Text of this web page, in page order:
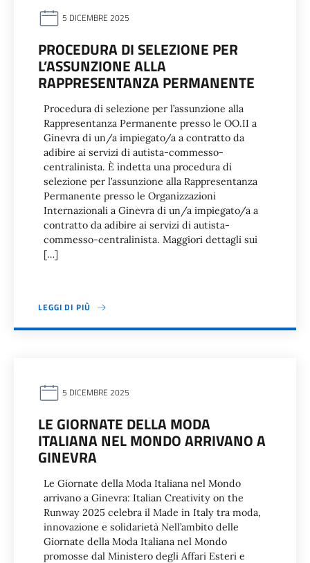
5 DICEMBRE 2025
PROCEDURA DI SELEZIONE PER
L’ASSUNZIONE ALLA
RAPPRESENTANZA PERMANENTE
Procedura di selezione per l’assunzione alla
Rappresentanza Permanente presso le OO.II a
Ginevra di un/a impiegato/a a contratto da
adibire ai servizi di autista-commesso-
centralinista. È indetta una procedura di
selezione per l’assunzione alla Rappresentanza
Permanente presso le Organizzazioni
Internazionali a Ginevra di un/a impiegato/a a
contratto da adibire ai servizi di autista-
commesso-centralinista. Maggiori dettagli sui
[…]
LEGGI DI PIÙ
5 DICEMBRE 2025
LE GIORNATE DELLA MODA
ITALIANA NEL MONDO ARRIVANO A
GINEVRA
Le Giornate della Moda Italiana nel Mondo
arrivano a Ginevra: Italian Creativity on the
Runway 2025 celebra il Made in Italy tra moda,
innovazione e solidarietà Nell’ambito delle
Giornate della Moda Italiana nel Mondo
promosse dal Ministero degli Affari Esteri e